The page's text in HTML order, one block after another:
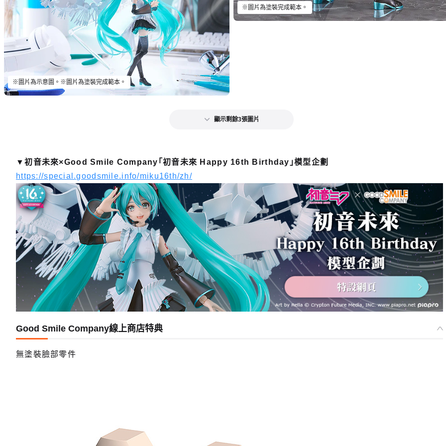
※圖片為塗裝完成範本。
※圖片為示意圖。※圖片為塗裝完成範本。
顯示剩餘3張圖片
【再販】 PLAMATEA 初音未來 Happy 16th Birthday Ver. - 預定於2026年10
開放預購中
PLAMATEA 初音未來 Happy 16th Birthday Ver. -預定於 2026年9月發售
預購截止
▼初音未來×Good Smile Company「初音未來 Happy 16th Birthday」模型企劃
https://special.goodsmile.info/miku16th/zh/
Good Smile Company線上商店特典
無塗裝臉部零件